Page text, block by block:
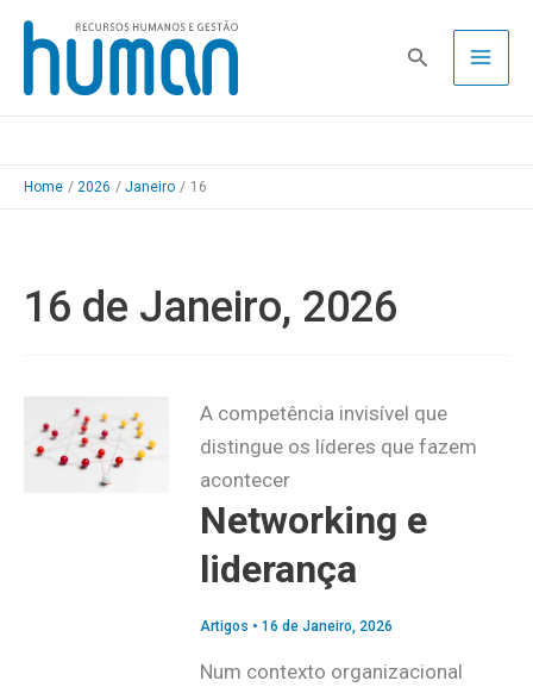
Skip
content
Pesquisa
Home 2026 Janeiro 16
16 de Janeiro, 2026
A competência invisível que
distingue os líderes que fazem
acontecer
Networking e
liderança
Artigos • 16 de Janeiro, 2026
Num contexto organizacional